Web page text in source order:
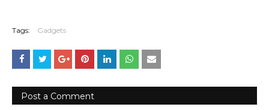
Tags: Gadgets
Post a Comment